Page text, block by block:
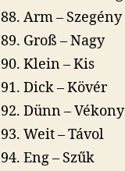
Arm – Szegény
Groß – Nagy
Klein – Kis
Dick – Kövér
Dünn – Vékony
Weit – Távol
Eng – Szűk